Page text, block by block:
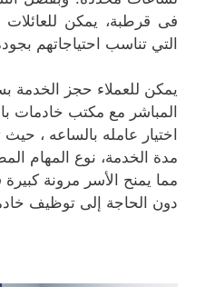
فى قرطبة، يمكن للعائلات
التي تناسب احتياجاتهم
يمكن للعملاء حجز الخدمة
المباشر مع مكتب خادمات
اختيار عامله بالساعه ،
مدة الخدمة، نوع المهام
مما يمنح الأسر مرونة كبيرة
دون الحاجة إلى توظيف